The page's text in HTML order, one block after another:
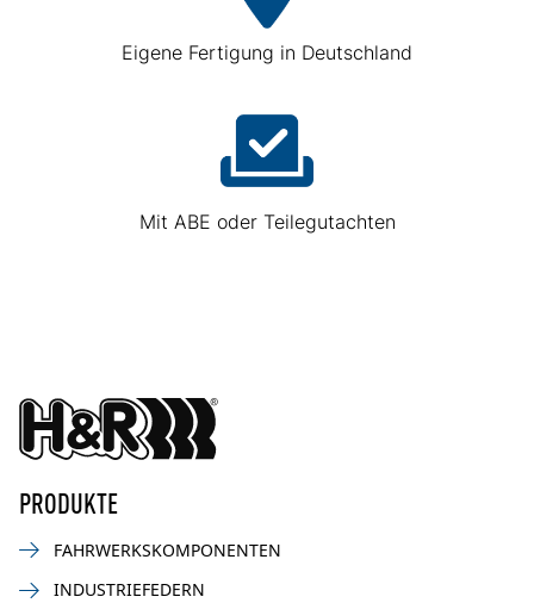
Eigene Fertigung in Deutschland
Mit ABE oder Teilegutachten
PRODUKTE
FAHRWERKSKOMPONENTEN
INDUSTRIEFEDERN